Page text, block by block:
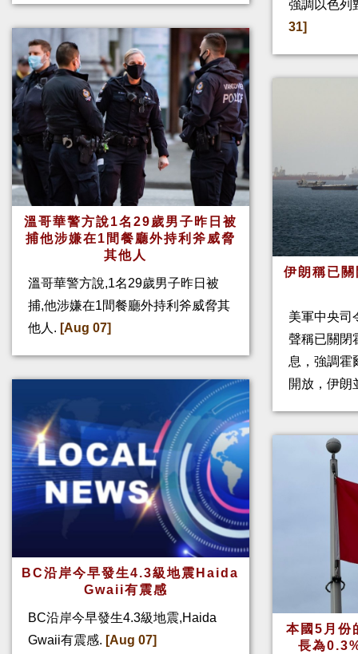
溫哥華警方說1名29歲男子昨日被
捕他涉嫌在1間餐廳外持利斧威脅
其他人
溫哥華警方說,1名29歲男子昨日被
捕,他涉嫌在1間餐廳外持利斧威脅其
他人. [Aug 07]
BC沿岸今早發生4.3級地震Haida
Gwaii有震感
BC沿岸今早發生4.3級地震,Haida
Gwaii有震感. [Aug 07]
強調以色列
31]
伊朗稱已
美軍中央司
聲稱已關閉
息，強調霍
開放，伊
本國5月份
長為